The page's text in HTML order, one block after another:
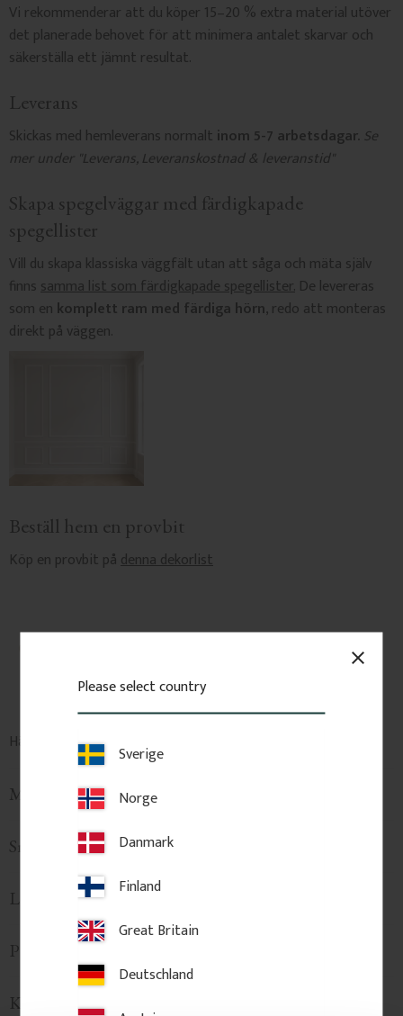
Vi rekommenderar att du köper 15–20 % extra material utöver
det planerade behovet för att minimera antalet skarvar och
säkerställa ett jämnt resultat.
Leverans
Skickas med hemleverans normalt inom 5-7 arbetsdagar. Se
mer under "Leverans, Leveranskostnad & leveranstid"
Skapa spegelväggar med färdigkapade
spegellister
Vill du skapa klassiska väggfält utan att såga och mäta själv
finnssamma list som färdigkapade spegellister. De levereras
som en komplett ram med färdiga hörn, redo att monteras
direkt på väggen.
Beställ hem en provbit
Köp en provbit pådenna dekorlist
Här hittar du hela sortimentet för provbitar
Montering
Snygga skarvar
Längder, Spill & Beräkning
Produktinformation
Kvalitet, material & behandling
close
Please select country
Sverige
Norge
Danmark
Finland
Great Britain
Deutschland